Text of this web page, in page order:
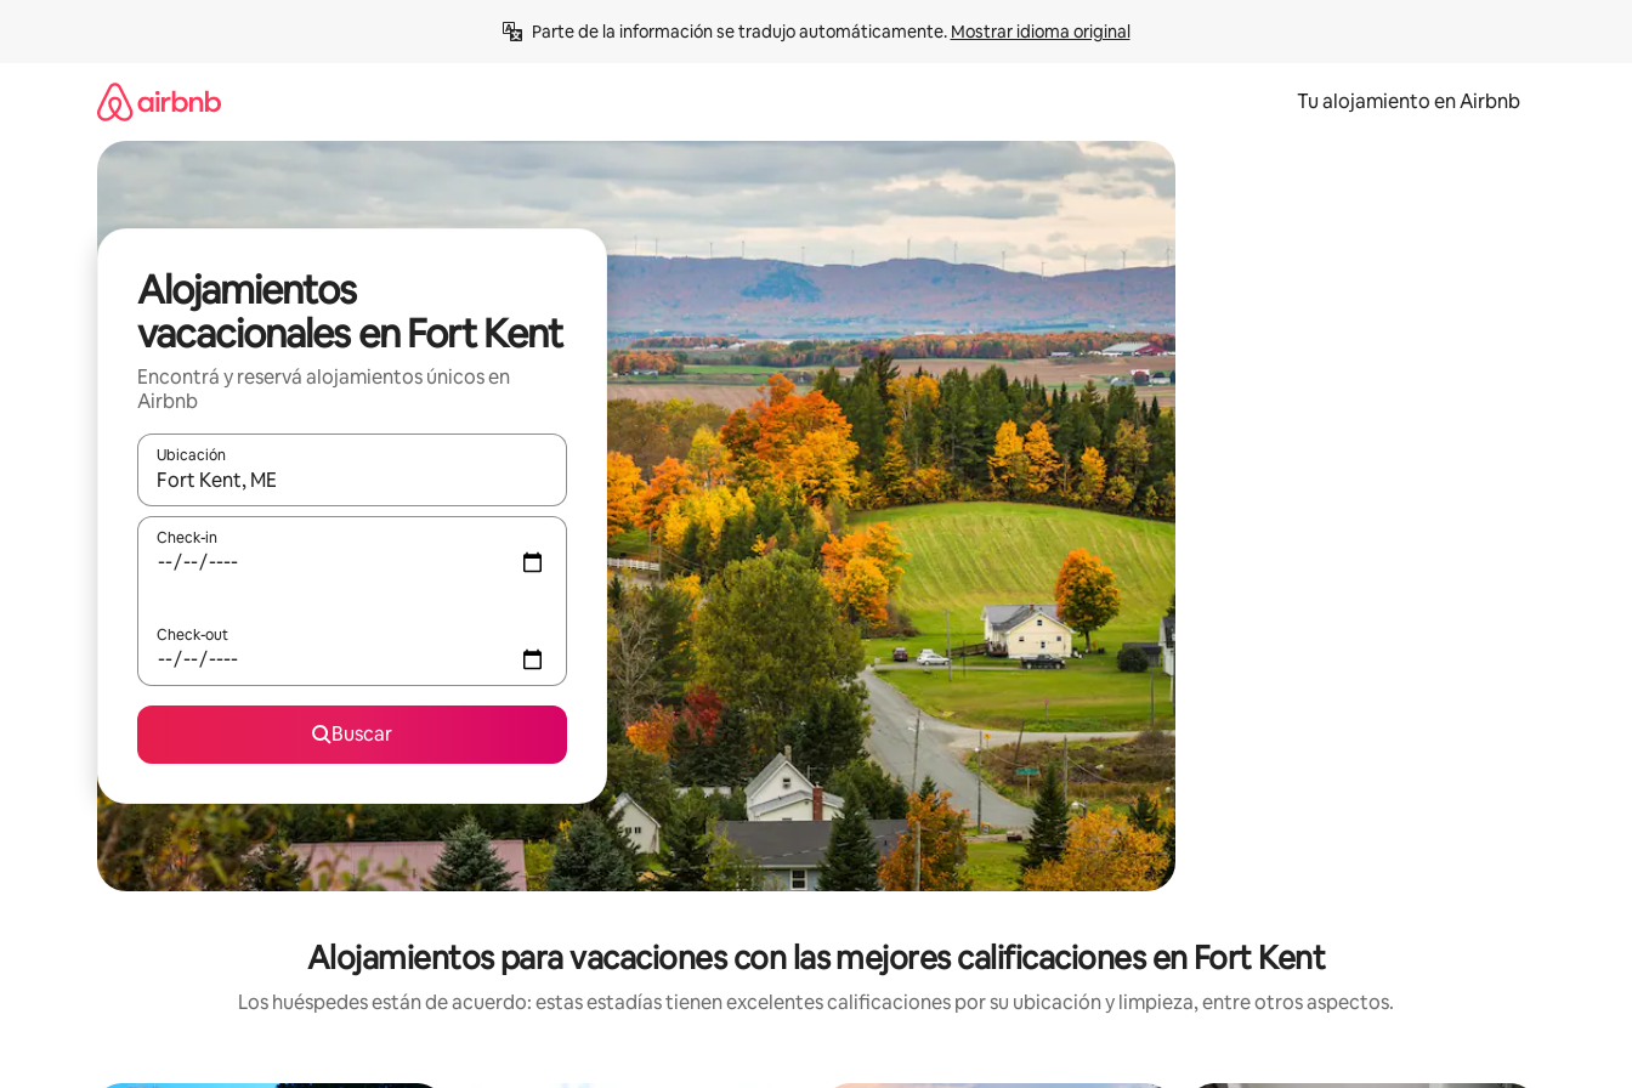
Parte de la información se tradujo automáticamente. Mostrar idioma original
Tu alojamiento en Airbnb
Alojamientos
vacacionales en Fort Kent
Encontrá y reservá alojamientos únicos en
Airbnb
Ubicación
Cuando los resultados estén disponibles, navegá con las teclas de flecha hacia arriba y hacia abajo o explorá deslizando el dedo.
Check-in
Check-out
Buscar
Alojamientos para vacaciones con las mejores calificaciones en Fort Kent
Los huéspedes están de acuerdo: estas estadías tienen excelentes calificaciones por su ubicación y limpieza, entre otros aspectos.